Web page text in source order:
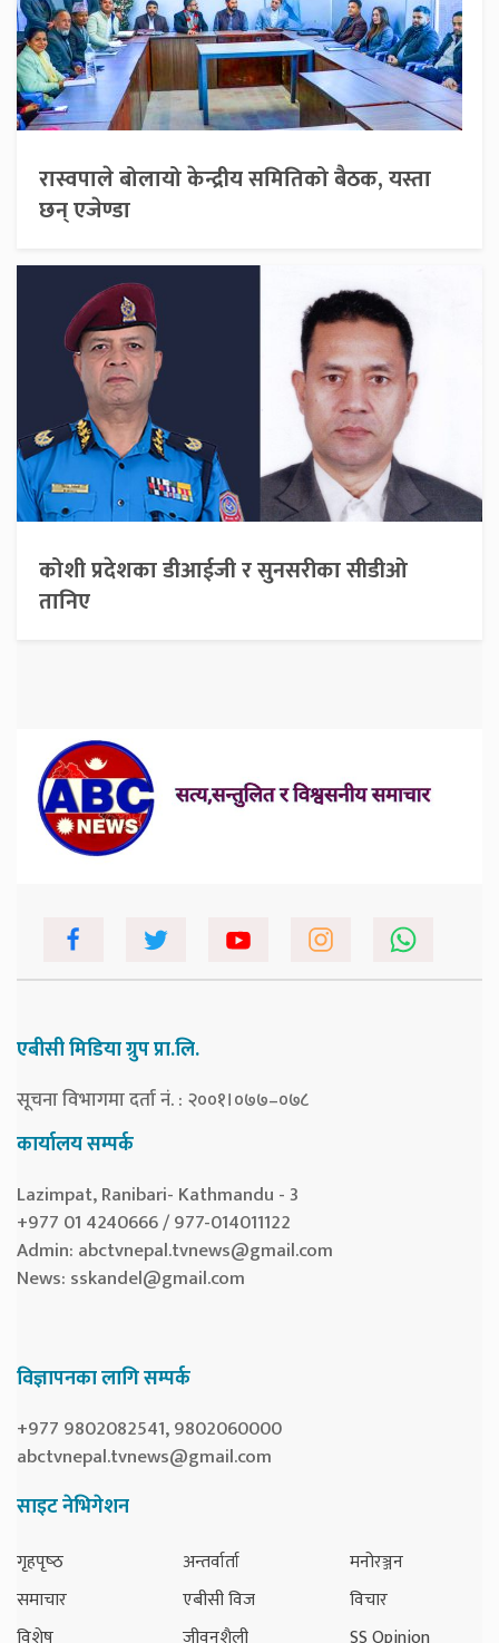
रास्वपाले बोलायो केन्द्रीय समितिको बैठक, यस्ता
छन् एजेण्डा
कोशी प्रदेशका डीआईजी र सुनसरीका सीडीओ
तानिए
एबीसी मिडिया ग्रुप प्रा.लि.
सूचना विभागमा दर्ता नं. : २००१।०७७–०७८
कार्यालय सम्पर्क
Lazimpat, Ranibari- Kathmandu - 3
+977 01 4240666 / 977-014011122
Admin: abctvnepal.tvnews@gmail.com
News: sskandel@gmail.com
विज्ञापनका लागि सम्पर्क
+977 9802082541, 9802060000
abctvnepal.tvnews@gmail.com
साइट नेभिगेशन
गृहपृष्‍ठ
समाचार
अन्तर्वार्ता
एबीसी विज
मनोरञ्जन
विचार